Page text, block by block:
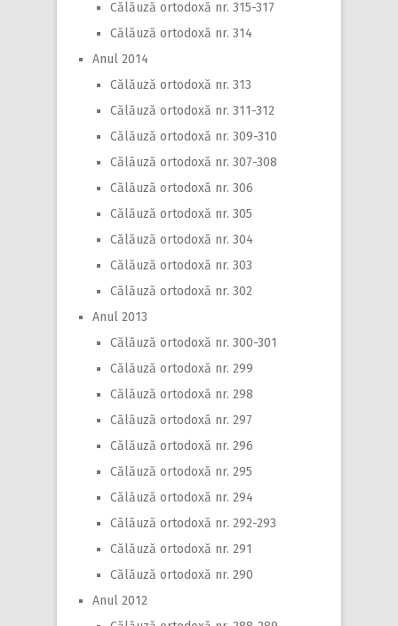
Călăuză ortodoxă nr. 315-317
Călăuză ortodoxă nr. 314
Anul 2014
Călăuză ortodoxă nr. 313
Călăuză ortodoxă nr. 311-312
Călăuză ortodoxă nr. 309-310
Călăuză ortodoxă nr. 307-308
Călăuză ortodoxă nr. 306
Călăuză ortodoxă nr. 305
Călăuză ortodoxă nr. 304
Călăuză ortodoxă nr. 303
Călăuză ortodoxă nr. 302
Anul 2013
Călăuză ortodoxă nr. 300-301
Călăuză ortodoxă nr. 299
Călăuză ortodoxă nr. 298
Călăuză ortodoxă nr. 297
Călăuză ortodoxă nr. 296
Călăuză ortodoxă nr. 295
Călăuză ortodoxă nr. 294
Călăuză ortodoxă nr. 292-293
Călăuză ortodoxă nr. 291
Călăuză ortodoxă nr. 290
Anul 2012